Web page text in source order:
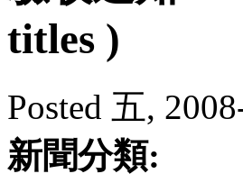
titles )
Posted 五,
新聞分類: